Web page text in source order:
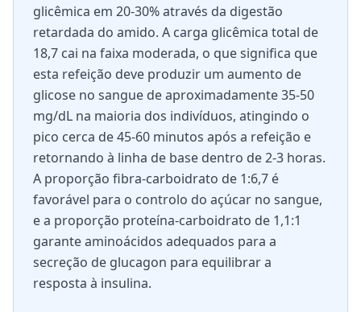
glicêmica em 20-30% através da digestão
retardada do amido. A carga glicêmica total de
18,7 cai na faixa moderada, o que significa que
esta refeição deve produzir um aumento de
glicose no sangue de aproximadamente 35-50
mg/dL na maioria dos indivíduos, atingindo o
pico cerca de 45-60 minutos após a refeição e
retornando à linha de base dentro de 2-3 horas.
A proporção fibra-carboidrato de 1:6,7 é
favorável para o controlo do açúcar no sangue,
e a proporção proteína-carboidrato de 1,1:1
garante aminoácidos adequados para a
secreção de glucagon para equilibrar a
resposta à insulina.